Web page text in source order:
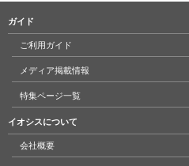
ガイド
ご利用ガイド
メディア掲載情報
特集ページ一覧
イオシスについて
会社概要